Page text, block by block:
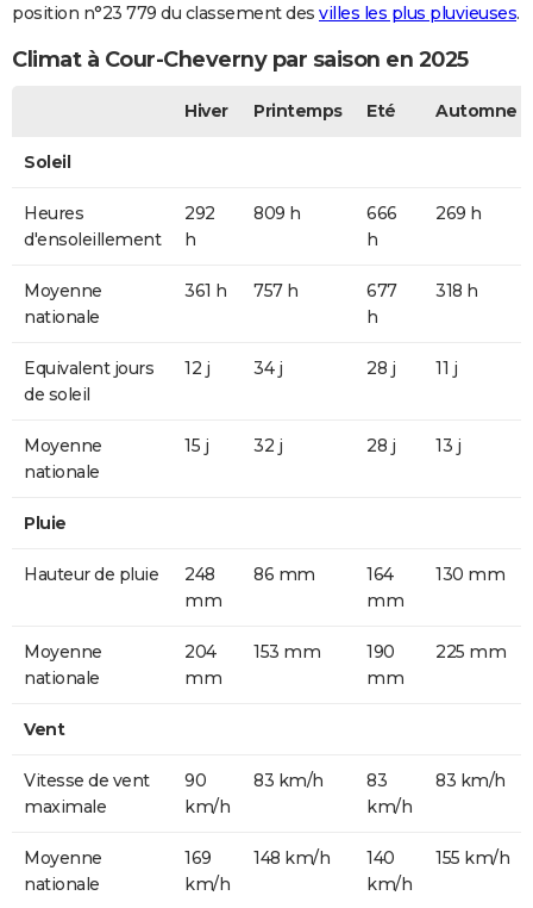
position n°23 779 du classement des villes les plus pluvieuses.
Climat à Cour-Cheverny par saison en 2025
Hiver Printemps Eté Automne
Soleil
Heures
d'ensoleillement
292
h
809 h
666
h
269 h
Moyenne
nationale
361 h 757 h
677
h
318 h
Equivalent jours
de soleil
12 j 34 j 28 j 11 j
Moyenne
nationale
15 j 32 j 28 j 13 j
Pluie
Hauteur de pluie
248
mm
86 mm
164
mm
130 mm
Moyenne
nationale
204
mm
153 mm
190
mm
225 mm
Vent
Vitesse de vent
maximale
90
km/h
83 km/h
83
km/h
83 km/h
Moyenne
nationale
169
km/h
148 km/h
140
km/h
155 km/h